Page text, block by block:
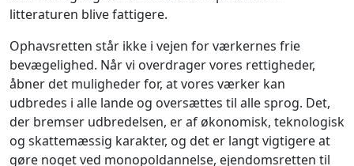
litteraturen blive fattigere.
Ophavsretten står ikke i vejen for værkernes frie
bevægelighed. Når vi overdrager vores rettigheder,
åbner det muligheder for, at vores værker kan
udbredes i alle lande og oversættes til alle sprog. Det,
der bremser udbredelsen, er af økonomisk, teknologisk
og skattemæssig karakter, og det er langt vigtigere at
gøre noget ved monopoldannelse, ejendomsretten til